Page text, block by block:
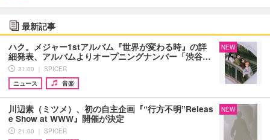
最新記事
ハク。メジャー1stアルバム『世界が変わる時』の詳
細発表、アルバムよりオープニングナンバー「渋谷…
21:00 ｜ SPICER
ニュース
音楽
NEW
川辺素（ミツメ）、初の自主企画『“行方不明”Releas
e Show at WWW』開催が決定
21:00 ｜ SPICER
NEW